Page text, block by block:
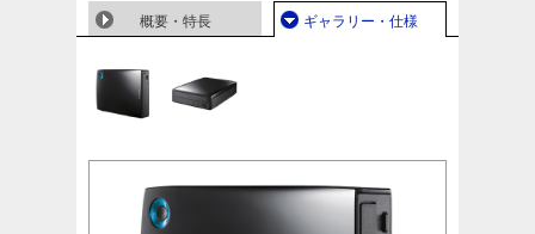
概要・特長 ギャラリー・仕様